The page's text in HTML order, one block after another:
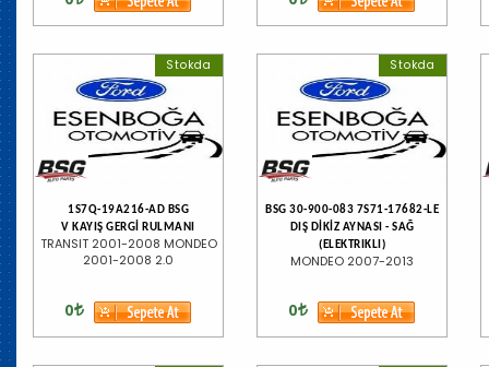
Stokda
1S7Q-19A216-AD BSG
V KAYIŞ GERGİ RULMANI
TRANSIT 2001-2008 MONDEO
2001-2008 2.0
0
Stokda
BSG 30-900-083 7S71-17682-LE
DIŞ DİKİZ AYNASI - SAĞ
(ELEKTRIKLI)
MONDEO 2007-2013
0